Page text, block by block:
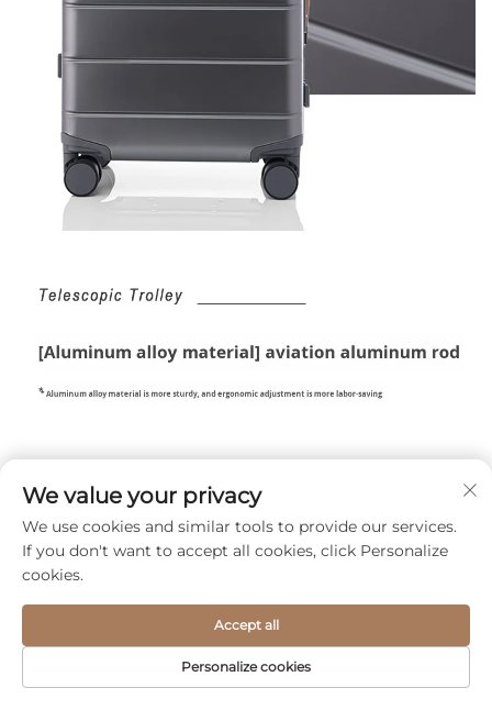
We value your privacy
We use cookies and similar tools to provide our services.
If you don't want to accept all cookies, click Personalize
cookies.
Personalize cookies
Accept all